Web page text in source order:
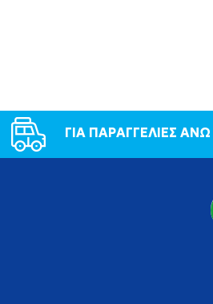
ΓΙΑ ΠΑΡΑΓΓΕΛΙΕΣ